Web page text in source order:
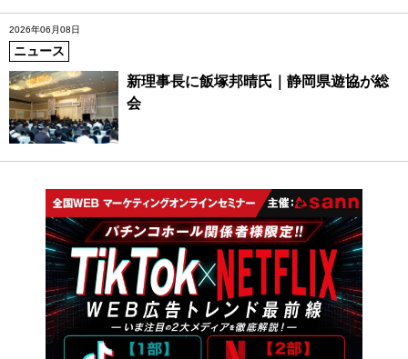
2026年06月08日
ニュース
新理事長に飯塚邦晴氏｜静岡県遊協が総
会